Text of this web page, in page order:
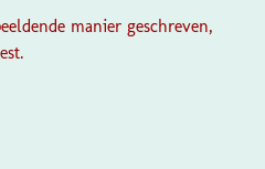
manier geschreven,